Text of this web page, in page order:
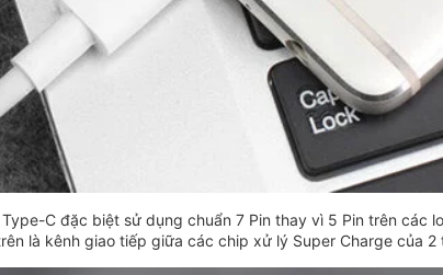
C đặc biệt sử dụng chuẩn 7 Pin thay vì 5 Pin trên các
là kênh giao tiếp giữa các chip xử lý Super Charge của